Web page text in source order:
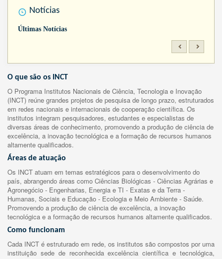
Notícias
Últimas Notícias
O que são os INCT
O Programa Institutos Nacionais de Ciência, Tecnologia e Inovação
(INCT) reúne grandes projetos de pesquisa de longo prazo, estruturados
em redes nacionais e internacionais de cooperação científica. Os
institutos integram pesquisadores, estudantes e especialistas de
diversas áreas de conhecimento, promovendo a produção de ciência de
excelência, a inovação tecnológica e a formação de recursos humanos
altamente qualificados.
Áreas de atuação
Os INCT atuam em temas estratégicos para o desenvolvimento do
país, abrangendo áreas como Ciências Biológicas - Ciências Agrárias e
Agronegócio - Engenharias, Energia e TI - Exatas e da Terra -
Humanas, Sociais e Educação - Ecologia e Meio Ambiente - Saúde.
Promovendo a produção de ciência de excelência, a inovação
tecnológica e a formação de recursos humanos altamente qualificados.
Como funcionam
Cada INCT é estruturado em rede, os institutos são compostos por uma
instituição sede de reconhecida excelência científica e tecnológica,